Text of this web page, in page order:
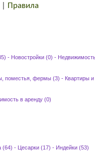
Правила
- Новостройки (0) -
поместья, фермы (3) - Квартиры
в аренду (0)
(64) - Цесарки (17) - Индейки (53)